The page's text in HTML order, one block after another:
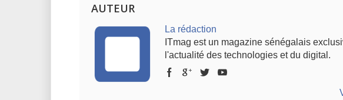
AUTEUR
La rédaction
ITmag est un magazine sénégalais
l'actualité des technologies et du digital.